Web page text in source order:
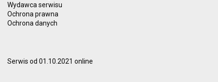
Wydawca serwisu
Ochrona prawna
Ochrona danych
Serwis od 01.10.2021 online